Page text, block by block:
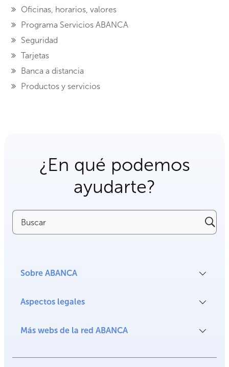
Oficinas, horarios, valores
Programa Servicios ABANCA
Seguridad
Tarjetas
Banca a distancia
Productos y servicios
¿En qué podemos
ayudarte?
Buscar
Sobre ABANCA
Aspectos legales
Más webs de la red ABANCA